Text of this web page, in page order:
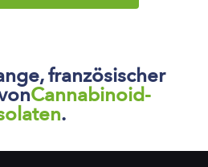
französischer
Cannabinoid-
.